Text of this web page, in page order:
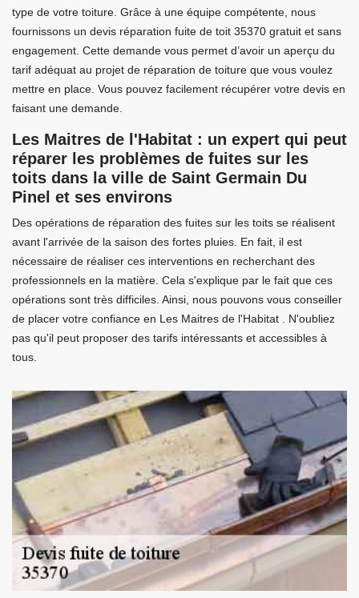
type de votre toiture. Grâce à une équipe compétente, nous
fournissons un devis réparation fuite de toit 35370 gratuit et sans
engagement. Cette demande vous permet d’avoir un aperçu du
tarif adéquat au projet de réparation de toiture que vous voulez
mettre en place. Vous pouvez facilement récupérer votre devis en
faisant une demande.
Les Maitres de l'Habitat : un expert qui peut
réparer les problèmes de fuites sur les
toits dans la ville de Saint Germain Du
Pinel et ses environs
Des opérations de réparation des fuites sur les toits se réalisent
avant l'arrivée de la saison des fortes pluies. En fait, il est
nécessaire de réaliser ces interventions en recherchant des
professionnels en la matière. Cela s'explique par le fait que ces
opérations sont très difficiles. Ainsi, nous pouvons vous conseiller
de placer votre confiance en Les Maitres de l'Habitat . N'oubliez
pas qu'il peut proposer des tarifs intéressants et accessibles à
tous.